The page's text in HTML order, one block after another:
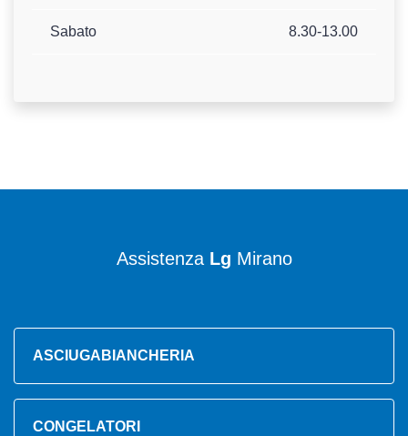
Sabato 8.30-13.00
Assistenza Lg Mirano
ASCIUGABIANCHERIA
CONGELATORI